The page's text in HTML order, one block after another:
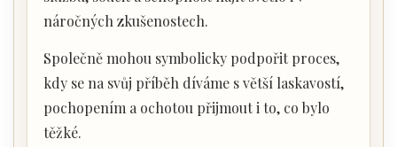
náročných zkušenostech.
Společně mohou symbolicky podpořit proces,
kdy se na svůj příběh díváme s větší laskavostí,
pochopením a ochotou přijmout i to, co bylo
těžké.